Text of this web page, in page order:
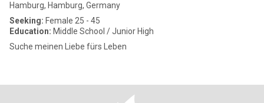
Hamburg, Hamburg, Germany
Seeking: Female 25 - 45
Education: Middle School / Junior High
Suche meinen Liebe fürs Leben